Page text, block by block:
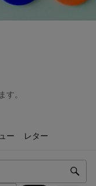
す。
ー レター